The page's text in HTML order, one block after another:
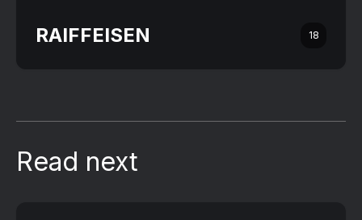
RAIFFEISEN 18
Read next